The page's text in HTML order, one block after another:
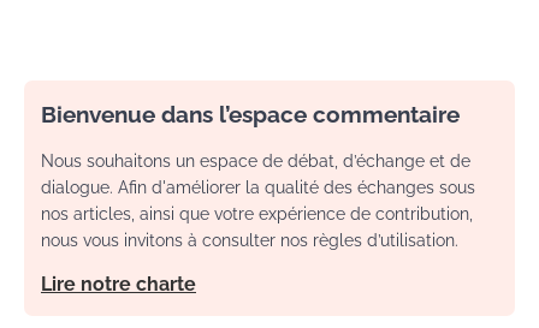
Bienvenue dans l’espace commentaire
Nous souhaitons un espace de débat, d’échange et de
dialogue. Afin d'améliorer la qualité des échanges sous
nos articles, ainsi que votre expérience de contribution,
nous vous invitons à consulter nos règles d’utilisation.
Lire notre charte